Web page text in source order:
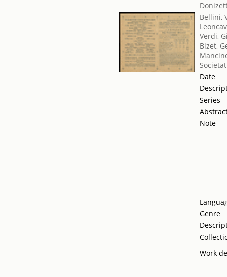
Bellini,
Verdi,
Bizet,
Date
Series
Note
Genre
Work